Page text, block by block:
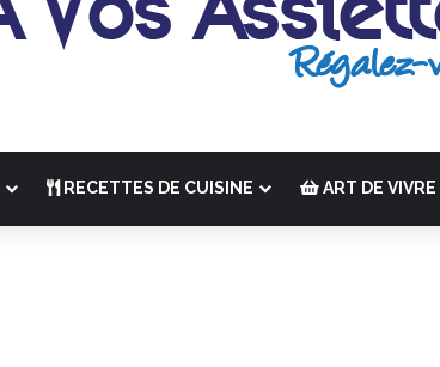
RECETTES DE CUISINE ART DE VIVRE